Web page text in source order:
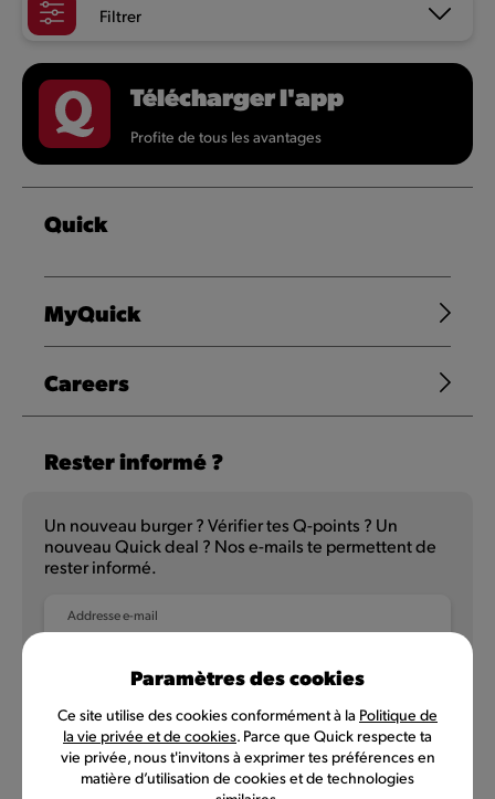
Filtrer
Télécharger l'app
Profite de tous les avantages
Quick
MyQuick
Careers
Rester informé ?
Un nouveau burger ? Vérifier tes Q-points ? Un
nouveau Quick deal ? Nos e-mails te permettent de
rester informé.
Addresse e-mail
NL
Paramètres des cookies
Ce site utilise des cookies conformément à la Politique de
la vie privée et de cookies. Parce que Quick respecte ta
vie privée, nous t'invitons à exprimer tes préférences en
matière d’utilisation de cookies et de technologies